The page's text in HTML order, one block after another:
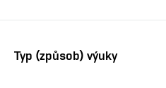
Typ (způsob) výuky